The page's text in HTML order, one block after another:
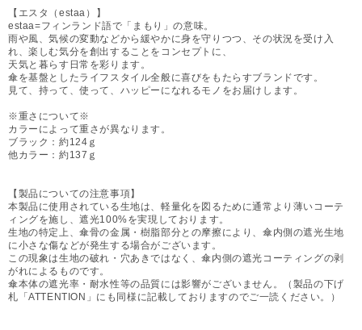
【エスタ（estaa）】
estaa=フィンランド語で「まもり」の意味。
雨や風、気候の変動などから緩やかに身を守りつつ、その状況を受け入
れ、楽しむ気分を創出することをコンセプトに、
天気と暮らす日常を彩ります。
傘を基盤としたライフスタイル全般に喜びをもたらすブランドです。
見て、持って、使って、ハッピーになれるモノをお届けします。
※重さについて※
カラーによって重さが異なります。
ブラック：約124ｇ
他カラー：約137ｇ
【製品についての注意事項】
本製品に使用されている生地は、軽量化を図るために通常より薄いコーテ
ィングを施し、遮光100%を実現しております。
生地の特定上、傘骨の金属・樹脂部分との摩擦により、傘内側の遮光生地
に小さな傷などが発生する場合がございます。
この現象は生地の破れ・穴あきではなく、傘内側の遮光コーティングの剥
がれによるものです。
傘本体の遮光率・耐水性等の品質には影響がございません。（製品の下げ
札「ATTENTION」にも同様に記載しておりますのでご一読ください。）